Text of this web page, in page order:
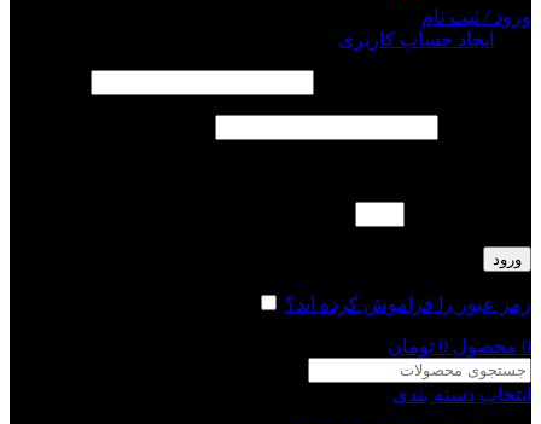
ورود / ثبت نام
ایجاد حساب کاربری
ورود
رمز عبور را فراموش کرده اید؟
0 محصول 0 تومان
انتخاب دسته بندی